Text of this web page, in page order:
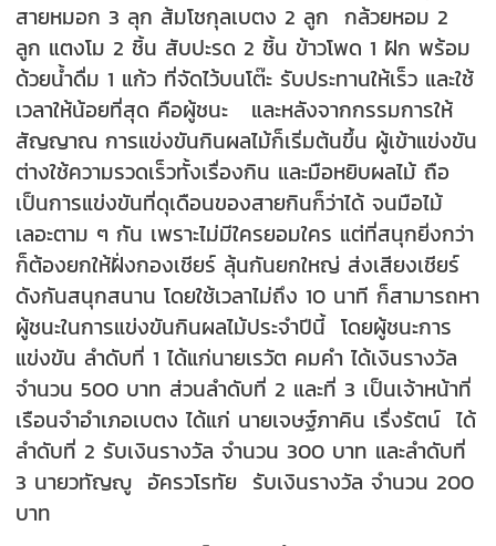
สายหมอก 3 ลุก ส้มโชกุลเบตง 2 ลูก กล้วยหอม 2
ลูก แตงโม 2 ชิ้น สับปะรด 2 ชิ้น ข้าวโพด 1 ฝัก พร้อม
ด้วยน้ำดื่ม 1 แก้ว ที่จัดไว้บนโต๊ะ รับประทานให้เร็ว และใช้
เวลาให้น้อยที่สุด คือผู้ชนะ และหลังจากกรรมการให้
สัญญาณ การแข่งขันกินผลไม้ก็เริ่มต้นขึ้น ผู้เข้าแข่งขัน
ต่างใช้ความรวดเร็วทั้งเรื่องกิน และมือหยิบผลไม้ ถือ
เป็นการแข่งขันที่ดุเดือนของสายกินก็ว่าได้ จนมือไม้
เลอะตาม ๆ กัน เพราะไม่มีใครยอมใคร แต่ที่สนุกยิ่งกว่า
ก็ต้องยกให้ฝั่งกองเชียร์ ลุ้นกันยกใหญ่ ส่งเสียงเชียร์
ดังกันสนุกสนาน โดยใช้เวลาไม่ถึง 10 นาที ก็สามารถหา
ผู้ชนะในการแข่งขันกินผลไม้ประจำปีนี้ โดยผู้ชนะการ
แข่งขัน ลำดับที่ 1 ได้แก่นายเรวัต คมคำ ได้เงินรางวัล
จำนวน 500 บาท ส่วนลำดับที่ 2 และที่ 3 เป็นเจ้าหน้าที่
เรือนจำอำเภอเบตง ได้แก่ นายเจษฐ์ภาคิน เรื่งรัตน์ ได้
ลำดับที่ 2 รับเงินรางวัล จำนวน 300 บาท และลำดับที่
3 นายวทัญญู อัครวโรทัย รับเงินรางวัล จำนวน 200
บาท